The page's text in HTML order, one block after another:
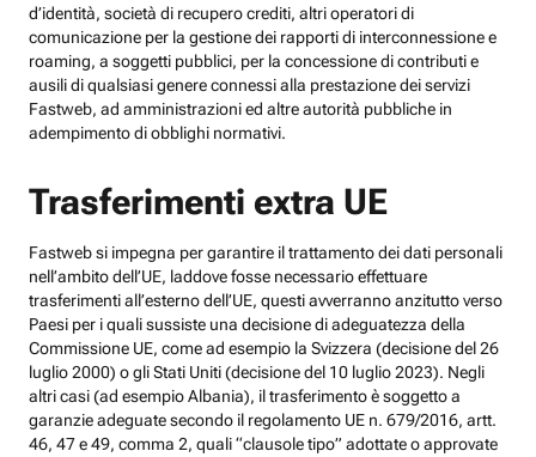
d’identità, società di recupero crediti, altri operatori di
comunicazione per la gestione dei rapporti di interconnessione e
roaming, a soggetti pubblici, per la concessione di contributi e
ausili di qualsiasi genere connessi alla prestazione dei servizi
Fastweb, ad amministrazioni ed altre autorità pubbliche in
adempimento di obblighi normativi.
Trasferimenti extra UE
Fastweb si impegna per garantire il trattamento dei dati personali
nell’ambito dell’UE, laddove fosse necessario effettuare
trasferimenti all’esterno dell’UE, questi avverranno anzitutto verso
Paesi per i quali sussiste una decisione di adeguatezza della
Commissione UE, come ad esempio la Svizzera (decisione del 26
luglio 2000) o gli Stati Uniti (decisione del 10 luglio 2023). Negli
altri casi (ad esempio Albania), il trasferimento è soggetto a
garanzie adeguate secondo il regolamento UE n. 679/2016, artt.
46, 47 e 49, comma 2, quali “clausole tipo” adottate o approvate